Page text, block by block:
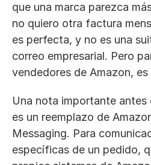
que una marca parezca
no quiero otra factura
es perfecta, y no es una
correo empresarial. Pero
vendedores de Amazon,
Una nota importante antes
es un reemplazo de
Messaging. Para
específicas de un pedido,